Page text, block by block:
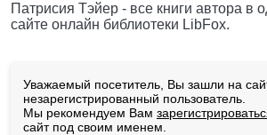
Патрисия Тэйер - все книги автора в
сайте онлайн библиотеки LibFox.
Уважаемый посетитель, Вы зашли на
незарегистрированный пользователь.
Мы рекомендуем Вам
сайт под своим именем.